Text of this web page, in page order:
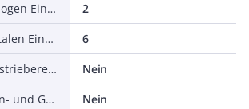
Anzahl der analogen Eingänge
2
Anzahl der digitalen Eingänge
6
Einsatz im Industriebereich zulässig
Nein
Einsatz im Wohn- und Gewerbebereich zulässig
Nein